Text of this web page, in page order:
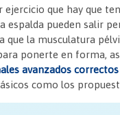
tF
ri
e
n
dl
m
p
ar
tir
que hay que
espalda pueden salir
que la musculatura
ponerte en forma,
avanzados correctos
como los